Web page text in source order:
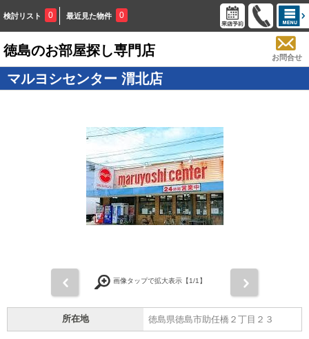
検討リスト 0 最近見た物件 0
徳島のお部屋探し専門店 お問合せ
マルヨシセンター 渭北店
前 画像タップで拡大表示【1/1】
所在地 徳島県徳島市助任橋２丁目２３